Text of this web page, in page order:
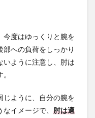
今度はゆっくりと腕を
への負荷をしっかり
いように注意し、肘は
じように、自分の腕を
イメージで、 肘は適